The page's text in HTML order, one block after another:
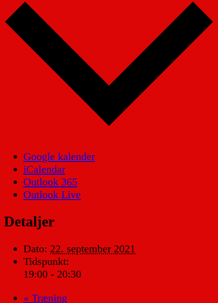
Google kalender
iCalendar
Outlook 365
Outlook Live
Detaljer
Dato: 22. september 2021
Tidspunkt:
19:00 - 20:30
« Træning